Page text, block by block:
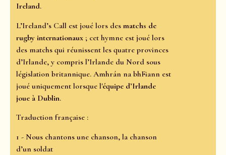
Ireland.
L’Ireland’s Call est joué lors des matchs de
rugby internationaux ; cet hymne est joué lors
des matchs qui réunissent les quatre provinces
d’Irlande, y compris l’Irlande du Nord sous
législation britannique. Amhrán na bhFiann est
joué uniquement lorsque l'équipe d’Irlande
joue à Dublin.
Traduction française :
1 - Nous chantons une chanson, la chanson
d’un soldat